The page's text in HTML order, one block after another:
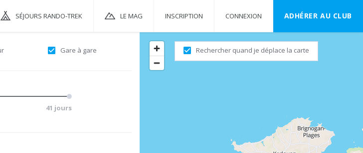
SÉJOURS RANDO-TREK LE MAG INSCRIPTION CONNEXION ADHÉRER AU CLUB
Gare à gare
41 jours
Rechercher quand je déplace la carte